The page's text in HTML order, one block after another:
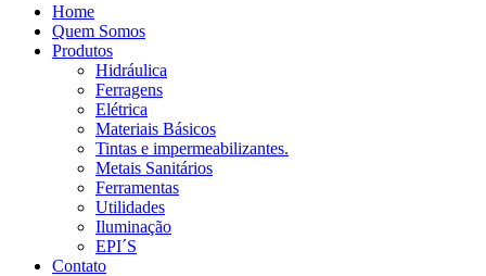
Home
Quem Somos
Produtos
Hidráulica
Ferragens
Elétrica
Materiais Básicos
Tintas e impermeabilizantes.
Metais Sanitários
Ferramentas
Utilidades
Iluminação
EPI´S
Contato